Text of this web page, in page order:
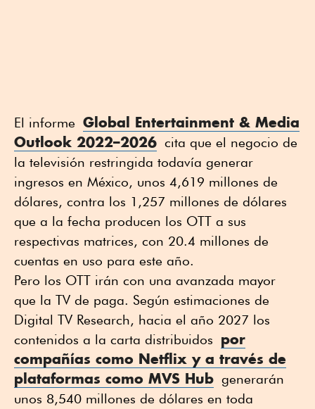
El informe Global Entertainment & Media
Outlook 2022–2026 cita que el negocio de
la televisión restringida todavía generar
ingresos en México, unos 4,619 millones de
dólares, contra los 1,257 millones de dólares
que a la fecha producen los OTT a sus
respectivas matrices, con 20.4 millones de
cuentas en uso para este año.
Pero los OTT irán con una avanzada mayor
que la TV de paga. Según estimaciones de
Digital TV Research, hacia el año 2027 los
contenidos a la carta distribuidos por
compañías como Netflix y a través de
plataformas como MVS Hub generarán
unos 8,540 millones de dólares en toda